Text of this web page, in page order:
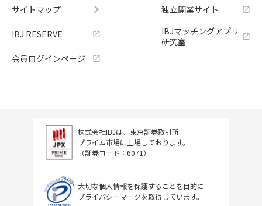
サイトマップ
IBJ RESERVE
会員ログインページ
独立開業サイト
IBJマッチングアプリ
研究室
株式会社IBJは、東京証券取引所
プライム市場に上場しております。
（証券コード：6071）
大切な個人情報を保護することを目的に
プライバシーマークを取得しています。